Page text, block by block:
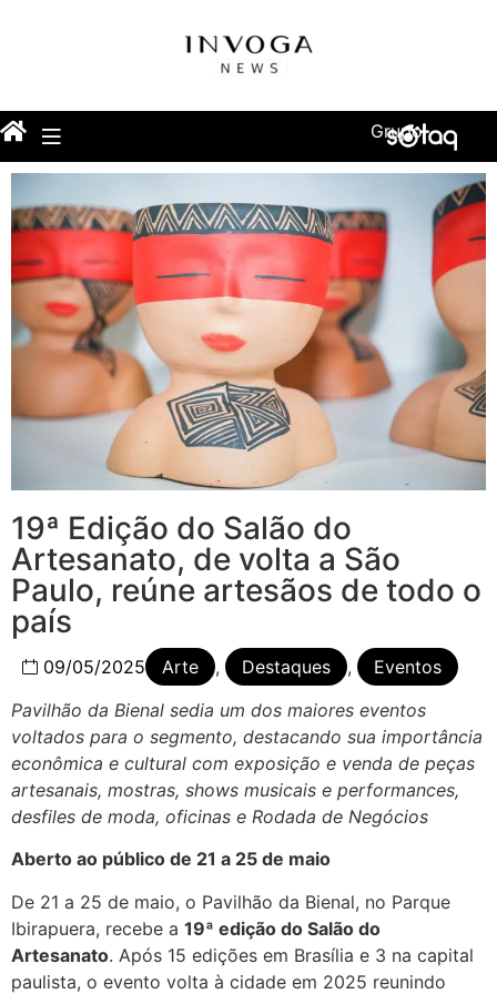
Grupo
19ª Edição do Salão do
Artesanato, de volta a São
Paulo, reúne artesãos de todo o
país
09/05/2025 Arte , Destaques ,
Eventos
Pavilhão da Bienal sedia um dos maiores eventos
voltados para o segmento, destacando sua importância
econômica e cultural com exposição e venda de peças
artesanais, mostras, shows musicais e performances,
desfiles de moda, oficinas e Rodada de Negócios
Aberto ao público de 21 a 25 de maio
De 21 a 25 de maio, o Pavilhão da Bienal, no Parque
Ibirapuera, recebe a 19ª edição do Salão do
Artesanato. Após 15 edições em Brasília e 3 na capital
paulista, o evento volta à cidade em 2025 reunindo